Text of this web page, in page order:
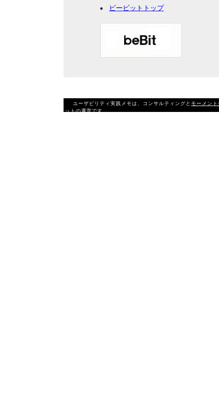
ビービットトップ
ユーザビリティ実践メモは、コンサルティングと モーメン
ットの運営です